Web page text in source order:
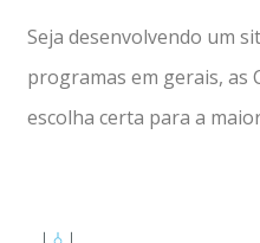
Seja desenvolvendo um
programas em gerais, as
escolha certa para a